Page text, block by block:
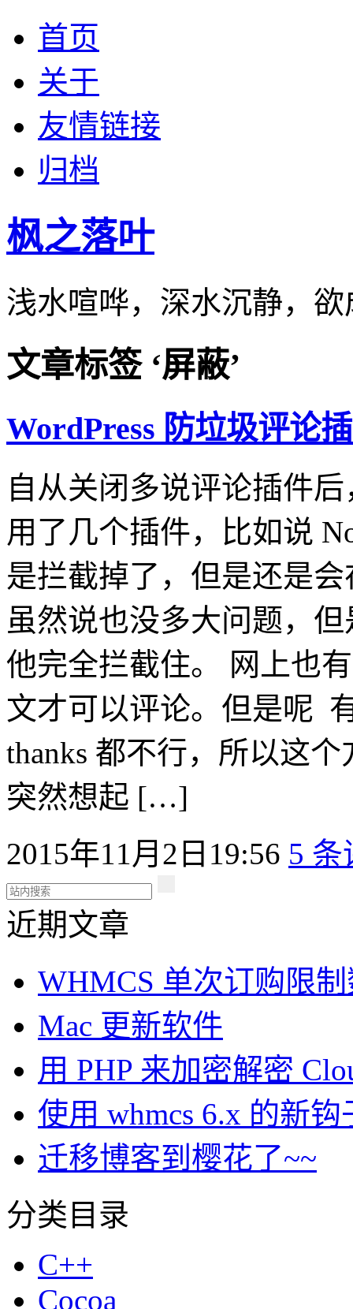
首页
关于
友情链接
归档
枫之落叶
浅水喧哗，深水沉静，
文章标签 ‘屏蔽’
WordPress 防垃圾评论
自从关闭多说评论插件
用了几个插件，比如说
是拦截掉了，但是还是
虽然说也没多大问题，
他完全拦截住。 网上也
文才可以评论。但是呢
thanks 都不行，所以这
突然想起 […]
2015年11月2日19:56 5 条
近期文章
WHMCS 单次订购限
Mac 更新软件
用 PHP 来加密解密
使用 whmcs 6.x 的新
迁移博客到樱花了~~
分类目录
C++
Cocoa